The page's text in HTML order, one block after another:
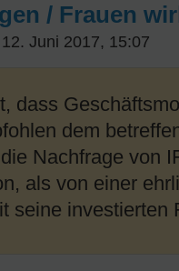
/ Frauen
Juni 2017, 15:07
dass
dem
Nachfrage von
als von einer
seine investierten